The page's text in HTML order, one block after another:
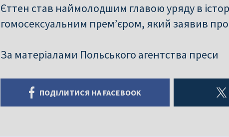
Єттен став наймолодшим главою уряду в
гомосексуальним прем’єром, який заявив
За матеріалами Польського агентства преси
ПОДІЛИТИСЯ НА FACEBOOK